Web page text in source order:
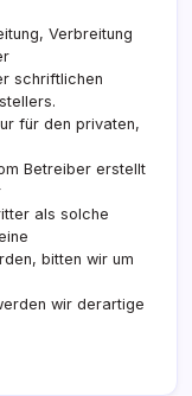
Verbreitung
schriftlichen
für den privaten,
Betreiber erstellt
als solche
bitten wir um
wir derartige